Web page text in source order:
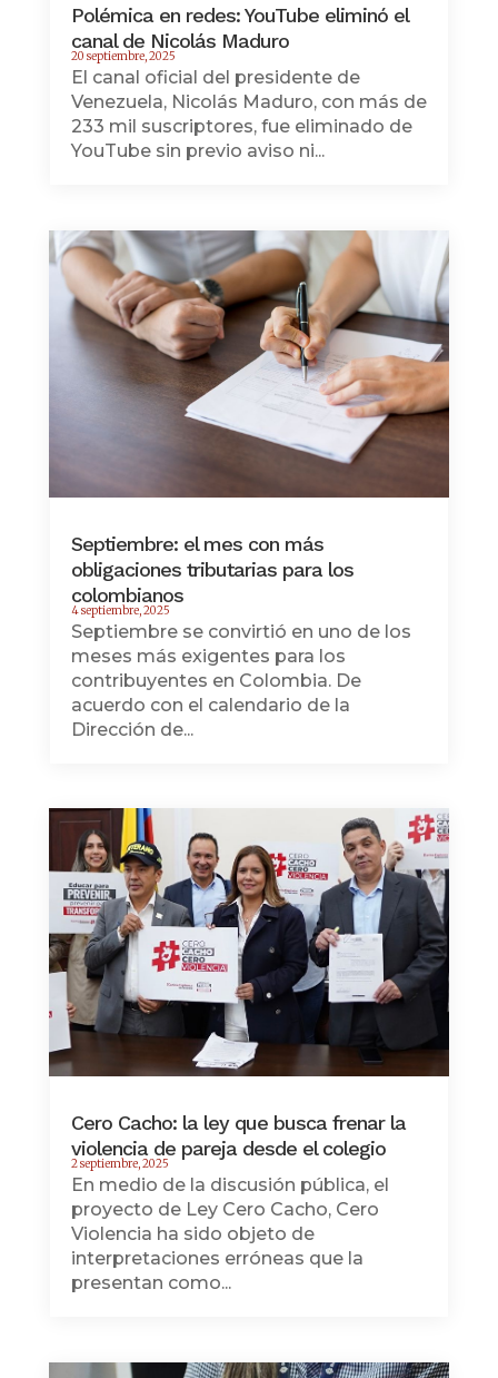
Polémica en redes: YouTube eliminó el
canal de Nicolás Maduro
20 septiembre, 2025
El canal oficial del presidente de
Venezuela, Nicolás Maduro, con más de
233 mil suscriptores, fue eliminado de
YouTube sin previo aviso ni...
Septiembre: el mes con más
obligaciones tributarias para los
colombianos
4 septiembre, 2025
Septiembre se convirtió en uno de los
meses más exigentes para los
contribuyentes en Colombia. De
acuerdo con el calendario de la
Dirección de...
Cero Cacho: la ley que busca frenar la
violencia de pareja desde el colegio
2 septiembre, 2025
En medio de la discusión pública, el
proyecto de Ley Cero Cacho, Cero
Violencia ha sido objeto de
interpretaciones erróneas que la
presentan como...